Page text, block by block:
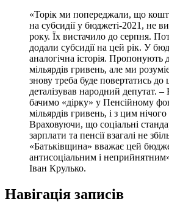
«Торік ми попереджали, що
на субсидії у бюджеті-2021, не
року. Їх вистачило до серпня.
додали субсидії на цей рік. У
аналогічна історія. Пропонують
мільярдів гривень, але ми
знову треба буде повертатись
деталізував народний депутат.
бачимо «дірку» у Пенсійному
мільярдів гривень, і з цим
Враховуючи, що соціальні
зарплати та пенсії взагалі не
«Батьківщина» вважає цей
антисоціальним і
Іван Крулько.
Навігація записів